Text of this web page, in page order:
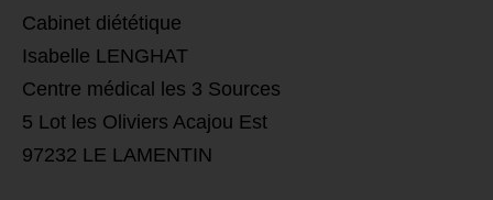
​Cabinet diététique
Isabelle LENGHAT
Centre médical les 3 Sources
5 Lot les Oliviers Acajou Est
97232 LE LAMENTIN